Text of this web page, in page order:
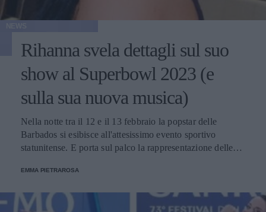
Rihanna svela dettagli sul suo
show al Superbowl 2023 (e
sulla sua nuova musica)
Nella notte tra il 12 e il 13 febbraio la popstar delle
Barbados si esibisce all'attesissimo evento sportivo
statunitense. E porta sul palco la rappresentazione delle
EMMA PIETRAROSA